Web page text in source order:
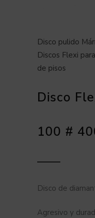
Disco pulido
Discos Flexi
de pisos
Disco
100 #
Disco de
Agresivo y